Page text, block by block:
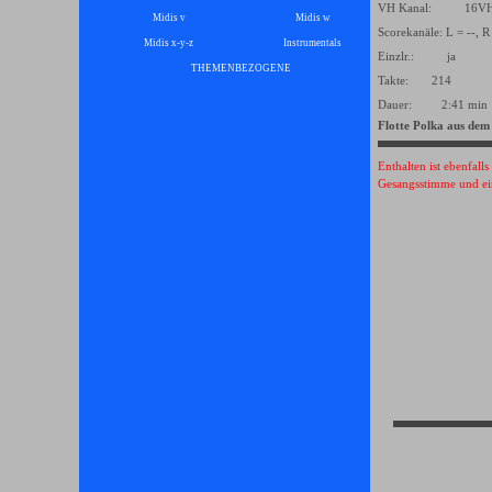
Midis v Midis w
Midis x-y-z Instrumentals
THEMENBEZOGENE
VH Kanal:
Scorekanäle: L = --, R
Einzlr.: ja
Takte: 214
Dauer: 2:41 min
Flotte Polka aus
Enthalten ist
Gesangsstimme und